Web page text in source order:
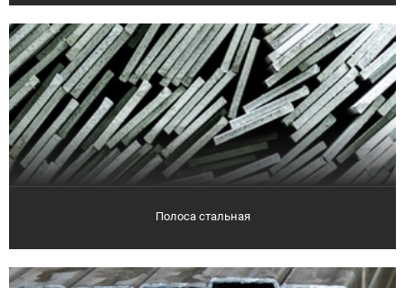
Полоса стальная